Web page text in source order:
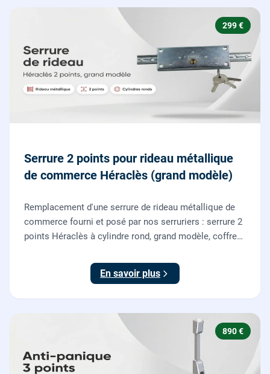
299 €
Serrure 2 points pour rideau métallique
de commerce Héraclès (grand modèle)
Remplacement d'une serrure de rideau métallique de
commerce fourni et posé par nos serruriers : serrure 2
points Héraclès à cylindre rond, grand modèle, coffre
des deux points de verrouillage.
En savoir plus
890 €